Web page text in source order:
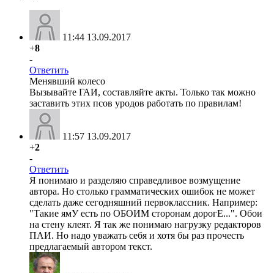
11:44 13.09.2017
+8
-
Ответить
Менявший колесо
Вызывайте ГАИ, составляйте акты. Только так можно
заставить этих псов уродов работать по правилам!
11:57 13.09.2017
+2
-
Ответить
Я понимаю и разделяю справедливое возмущение
автора. Но столько грамматических ошибок не может
сделать даже сегодняшний первоклассник. Например:
"Такие ямУ есть по ОБОИМ сторонам дорогЕ...". Обои
на стену клеят. Я так же понимаю нагрузку редакторов
ПАИ. Но надо уважать себя и хотя бы раз прочесть
предлагаемый автором текст.